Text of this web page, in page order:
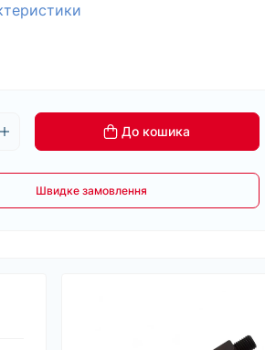
До кошика
Швидке замовлення